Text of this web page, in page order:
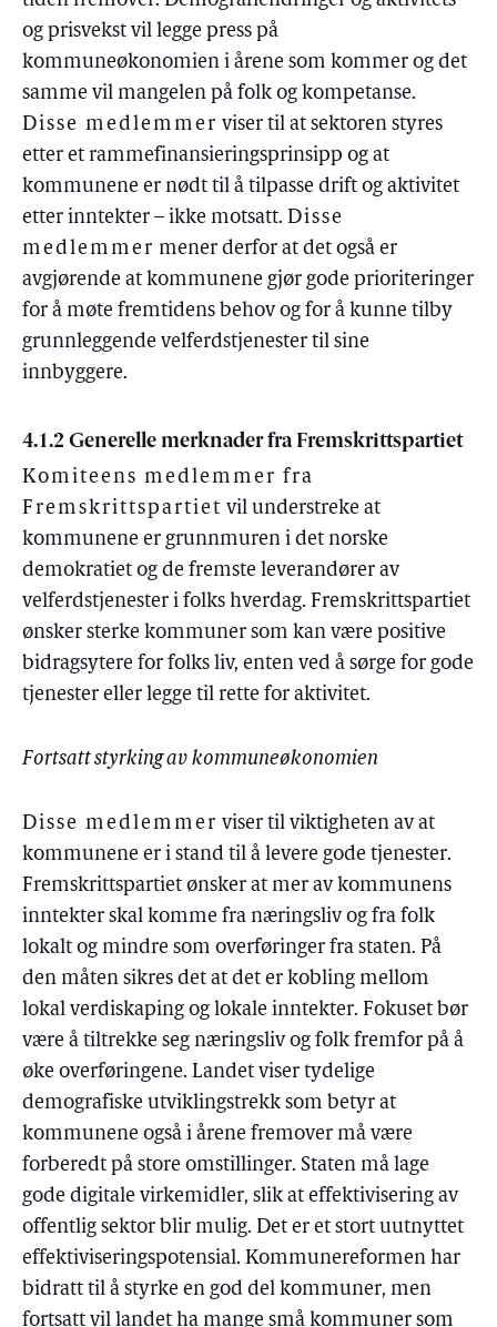
og prisvekst vil legge press på
kommuneøkonomien i årene som kommer og det
samme vil mangelen på folk og kompetanse.
Disse medlemmer viser til at sektoren styres
etter et rammefinansieringsprinsipp og at
kommunene er nødt til å tilpasse drift og aktivitet
etter inntekter – ikke motsatt. Disse
medlemmer mener derfor at det også er
avgjørende at kommunene gjør gode prioriteringer
for å møte fremtidens behov og for å kunne tilby
grunnleggende velferdstjenester til sine
innbyggere.
4.1.2 Generelle merknader fra Fremskrittspartiet
Komiteens medlemmer fra
Fremskrittspartiet vil understreke at
kommunene er grunnmuren i det norske
demokratiet og de fremste leverandører av
velferdstjenester i folks hverdag. Fremskrittspartiet
ønsker sterke kommuner som kan være positive
bidragsytere for folks liv, enten ved å sørge for gode
tjenester eller legge til rette for aktivitet.
Fortsatt styrking av kommuneøkonomien
Disse medlemmer viser til viktigheten av at
kommunene er i stand til å levere gode tjenester.
Fremskrittspartiet ønsker at mer av kommunens
inntekter skal komme fra næringsliv og fra folk
lokalt og mindre som overføringer fra staten. På
den måten sikres det at det er kobling mellom
lokal verdiskaping og lokale inntekter. Fokuset bør
være å tiltrekke seg næringsliv og folk fremfor på å
øke overføringene. Landet viser tydelige
demografiske utviklingstrekk som betyr at
kommunene også i årene fremover må være
forberedt på store omstillinger. Staten må lage
gode digitale virkemidler, slik at effektivisering av
offentlig sektor blir mulig. Det er et stort uutnyttet
effektiviseringspotensial. Kommunereformen har
bidratt til å styrke en god del kommuner, men
fortsatt vil landet ha mange små kommuner som